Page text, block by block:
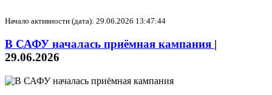
Начало активности (дата): 29.06.2026 13:47:44
В САФУ началась приёмная кампания |
29.06.2026